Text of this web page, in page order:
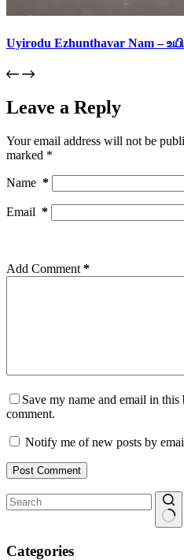
Uyirodu Ezhunthavar Nam –
Leave a Reply
Your email address will not be
marked *
Name *
Email *
Add Comment *
Save my name and email in
comment.
Notify me of new posts by
Post Comment
results
Categories